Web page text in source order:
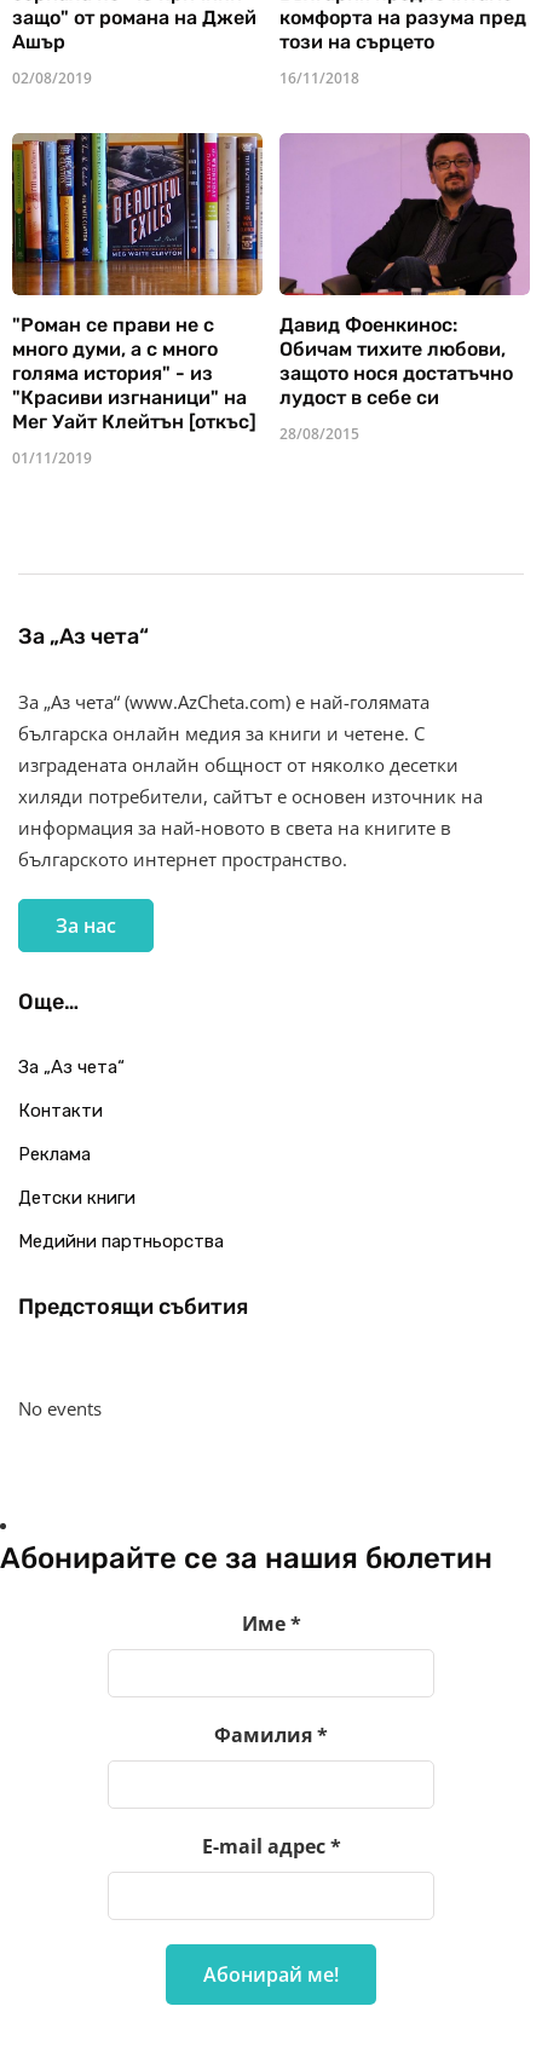
защо" от романа на Джей
Ашър
02/08/2019
комфорта на разума пред
този на сърцето
16/11/2018
"Роман се прави не с
много думи, а с много
голяма история" - из
"Красиви изгнаници" на
Мег Уайт Клейтън [откъс]
01/11/2019
Давид Фоенкинос:
Обичам тихите любови,
защото нося достатъчно
лудост в себе си
28/08/2015
За „Аз чета“
За „Аз чета“ (www.AzCheta.com) е най-голямата
българска онлайн медия за книги и четене. С
изградената онлайн общност от няколко десетки
хиляди потребители, сайтът е основен източник на
информация за най-новото в света на книгите в
българското интернет пространство.
За нас
Още…
За „Аз чета“
Контакти
Реклама
Детски книги
Медийни партньорства
Предстоящи събития
No events
Абонирайте се за нашия бюлетин
Име*
Фамилия*
E-mail адрес*